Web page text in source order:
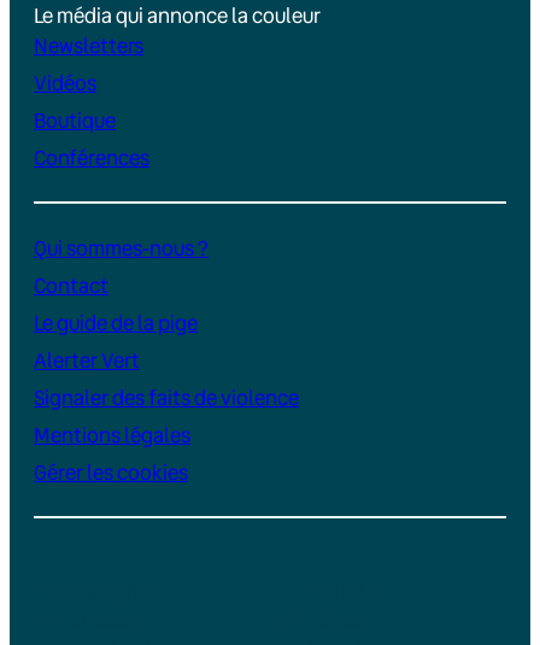
Le média qui annonce la couleur
Newsletters
Vidéos
Boutique
Conférences
Qui sommes-nous ?
Contact
Le guide de la pige
Alerter Vert
Signaler des faits de violence
Mentions légales
Gérer les cookies